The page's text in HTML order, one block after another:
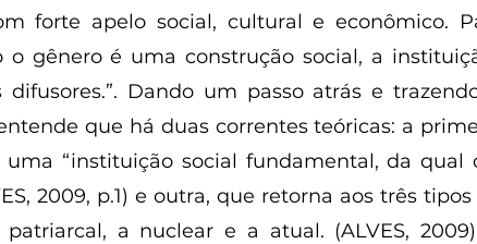
forte apelo social, cultural e econômico.
o gênero é uma construção social, a
difusores.”. Dando um passo atrás e
que há duas correntes teóricas: a
“instituição social fundamental, da qual
2009, p.1) e outra, que retorna aos três
a nuclear e a atual. (ALVES,